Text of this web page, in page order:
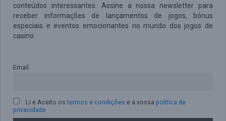
conteúdos interessantes. Assine a nossa newsletter para
receber informações de lançamentos de jogos, bónus
especiais e eventos emocionantes no mundo dos jogos de
casino.
Email
Li e Aceito ostermos e condições e a vossa politica de
privacidade